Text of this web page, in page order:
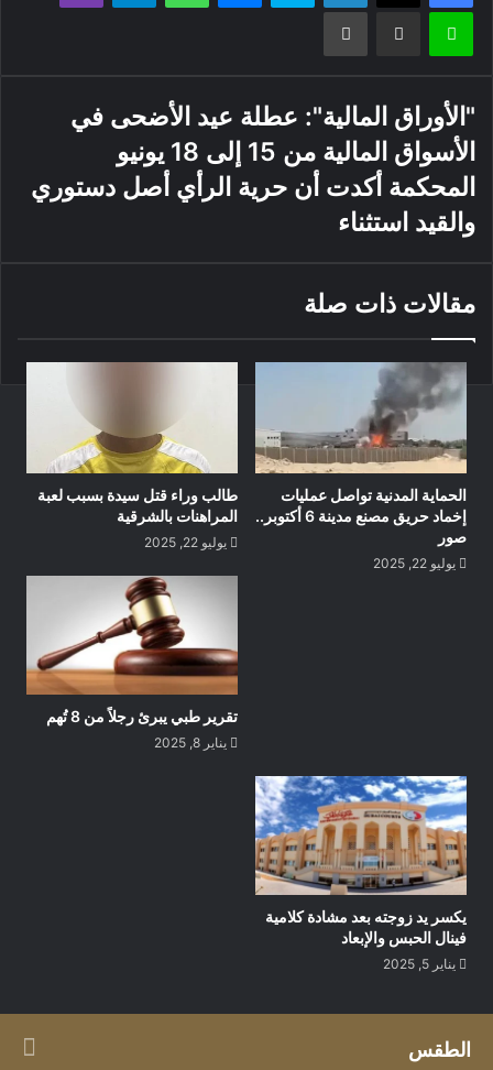
لاين مشاركة عبر البريد طباعة
"الأوراق المالية": عطلة عيد الأضحى في
الأسواق المالية من 15 إلى 18 يونيو
المحكمة أكدت أن حرية الرأي أصل دستوري
والقيد استثناء
مقالات ذات صلة
الحماية المدنية تواصل عمليات
إخماد حريق مصنع مدينة 6 أكتوبر..
صور
يوليو 22, 2025
طالب وراء قتل سيدة بسبب لعبة
المراهنات بالشرقية
يوليو 22, 2025
تقرير طبي يبرئ رجلاً من 8 تُهم
يناير 8, 2025
يكسر يد زوجته بعد مشادة كلامية
فينال الحبس والإبعاد
يناير 5, 2025
الطقس